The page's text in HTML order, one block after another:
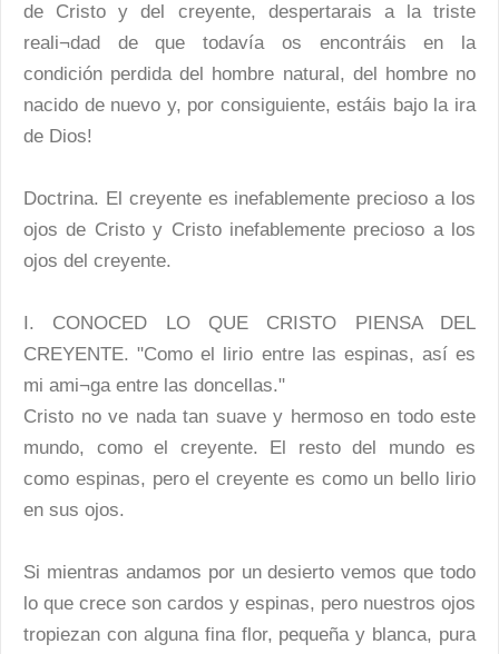
de Cristo y del creyente, despertarais a la triste
reali¬dad de que todavía os encontráis en la
condición perdida del hombre natural, del hombre no
nacido de nuevo y, por consiguiente, estáis bajo la ira
de Dios!
Doctrina. El creyente es inefablemente precioso a los
ojos de Cristo y Cristo inefablemente precioso a los
ojos del creyente.
I. CONOCED LO QUE CRISTO PIENSA DEL
CREYENTE. "Como el lirio entre las espinas, así es
mi ami¬ga entre las doncellas."
Cristo no ve nada tan suave y hermoso en todo este
mundo, como el creyente. El resto del mundo es
como espinas, pero el creyente es como un bello lirio
en sus ojos.
Si mientras andamos por un desierto vemos que todo
lo que crece son cardos y espinas, pero nuestros ojos
tropiezan con alguna fina flor, pequeña y blanca, pura